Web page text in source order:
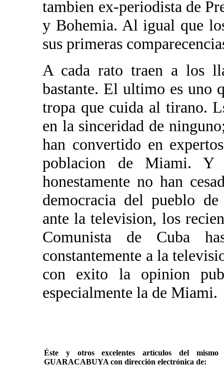
tambien ex-periodista de
y Bohemia. Al igual que
sus primeras
A cada rato traen a los
bastante. El ultimo es uno
tropa que cuida al tirano.
en la sinceridad de
han convertido en
poblacion de Miami. Y
honestamente no han
democracia del pueblo de
ante la television, los
Comunista de Cuba
constantemente a la
con exito la opinion
especialmente la de Miami.
Éste y otros excelentes artículos del
GUARACABUYA con dirección electrónica de: